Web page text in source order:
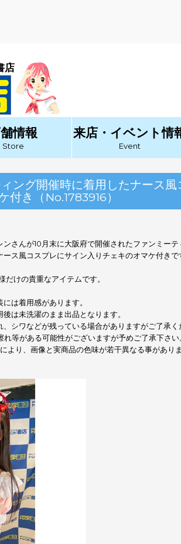
店
情報
Store
来店・イベント情
Event
ング開催時に着用したナース風
付き（No.1783916）
ンさんが10月末に大阪府で開催されたファンミー
ース風コスプレにサイン入りチェキのオマケ付きで
だけの貴重なアイテムです。
は着用感があります。
は未洗濯のまま出品となります。
シワなどが残っている場合がありますがご了承く
等がある可能性がございますが予めご了承下さい
より、画像と実商品の色味が若干異なる事があり